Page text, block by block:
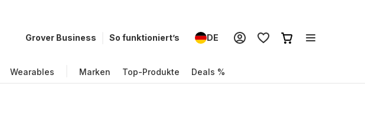
Grover Business So funktioniert’s DE
Wearables Marken Top-Produkte Deals %